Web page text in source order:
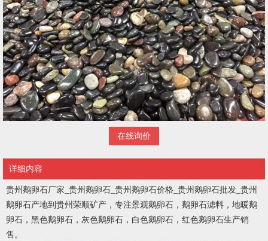
在线询价
详细内容
贵州鹅卵石厂家_贵州鹅卵石_贵州鹅卵石价格_贵州鹅卵石批发_贵州
鹅卵石产地到贵州荣顺矿产，专注景观鹅卵石，鹅卵石滤料，地暖鹅
卵石，黑色鹅卵石，灰色鹅卵石，白色鹅卵石，红色鹅卵石生产销
售。